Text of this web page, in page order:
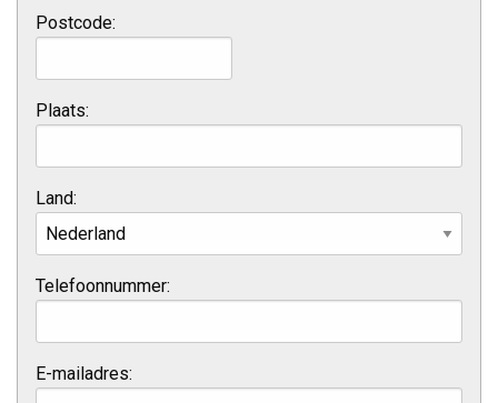
Postcode:
Plaats:
Land:
Telefoonnummer:
E-mailadres: